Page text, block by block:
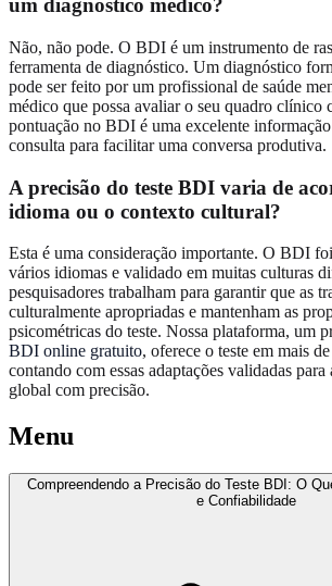
um diagnóstico médico?
Não, não pode. O BDI é um instrumento de
ferramenta de diagnóstico. Um diagnóstico
pode ser feito por um profissional de saúde
médico que possa avaliar o seu quadro clínico
pontuação no BDI é uma excelente informação
consulta para facilitar uma conversa produtiva.
A precisão do teste BDI varia de
idioma ou o contexto cultural?
Esta é uma consideração importante. O BDI
vários idiomas e validado em muitas culturas
pesquisadores trabalham para garantir que as
culturalmente apropriadas e mantenham as
psicométricas do teste. Nossa plataforma, um
BDI online gratuito, oferece o teste em mais
contando com essas adaptações validadas
global com precisão.
Menu
Compreendendo a Precisão do Teste BDI: O
e Confiabilidade